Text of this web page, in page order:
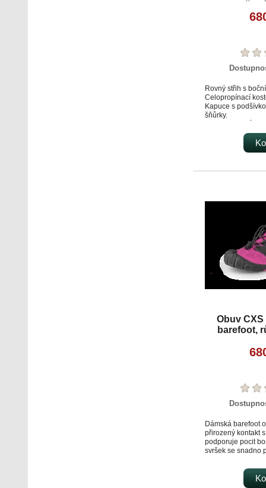
Rovný střih s
Celopropínací
Kapuce s
šňůrky.
kontrastní páskou.
Nakládané kapsy
Dolní lem a
Obuv CXS
barefoot,
Dámská barefoot
přirozený kontakt
podporuje pocit
svršek se snadno
rychlé nazutí i
dostatek prostoru
špička chrání